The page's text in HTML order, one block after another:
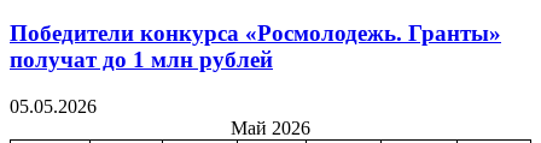
Победители конкурса «Росмолодежь. Гранты»
получат до 1 млн рублей
05.05.2026
Май 2026